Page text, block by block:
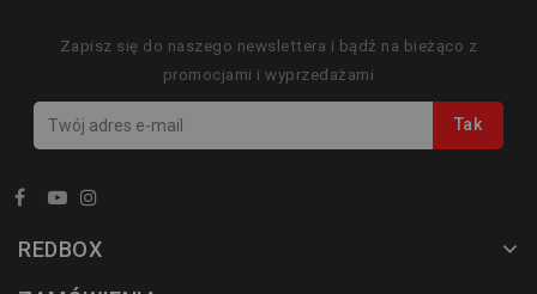
Zapisz się do naszego newslettera i bądź na bieżąco z
promocjami i wyprzedażami
REDBOX